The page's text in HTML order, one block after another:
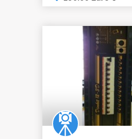
Marseille 13015